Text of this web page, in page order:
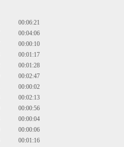
00:06:21
00:04:06
00:00:10
00:01:17
00:01:28
00:02:47
00:00:02
00:02:13
00:00:56
00:00:04
00:00:06
00:01:16